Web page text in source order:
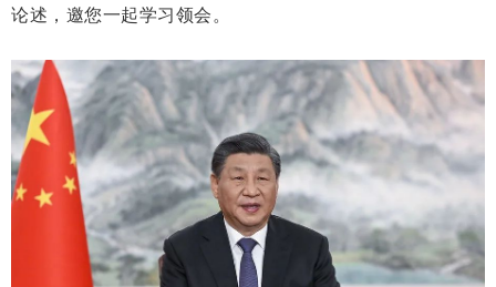
论述，邀您一起学习领会。